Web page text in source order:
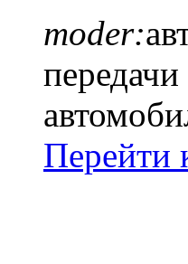
moder:
Перейти